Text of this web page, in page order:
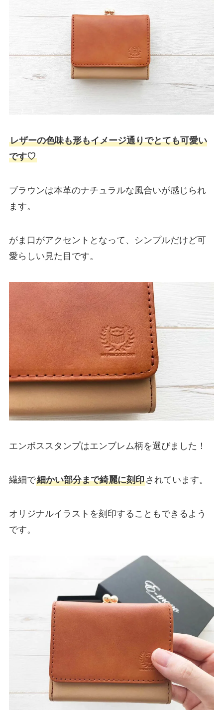
レザーの色味も形もイメージ通りでとても可愛い
です♡
ブラウンは本革のナチュラルな風合いが感じられ
ます。
がま口がアクセントとなって、シンプルだけど可
愛らしい見た目です。
エンボススタンプはエンブレム柄を選びました！
繊細で細かい部分まで綺麗に刻印されています。
オリジナルイラストを刻印することもできるよう
です。